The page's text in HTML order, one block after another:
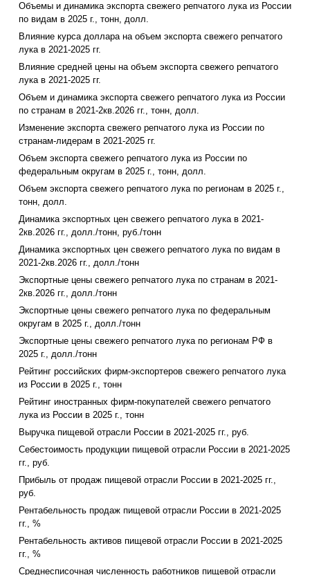
Объемы и динамика экспорта свежего репчатого лука из России
по видам в 2025 г., тонн, долл.
Влияние курса доллара на объем экспорта свежего репчатого
лука в 2021-2025 гг.
Влияние средней цены на объем экспорта свежего репчатого
лука в 2021-2025 гг.
Объем и динамика экспорта свежего репчатого лука из России
по странам в 2021-2кв.2026 гг., тонн, долл.
Изменение экспорта свежего репчатого лука из России по
странам-лидерам в 2021-2025 гг.
Объем экспорта свежего репчатого лука из России по
федеральным округам в 2025 г., тонн, долл.
Объем экспорта свежего репчатого лука по регионам в 2025 г.,
тонн, долл.
Динамика экспортных цен свежего репчатого лука в 2021-
2кв.2026 гг., долл./тонн, руб./тонн
Динамика экспортных цен свежего репчатого лука по видам в
2021-2кв.2026 гг., долл./тонн
Экспортные цены свежего репчатого лука по странам в 2021-
2кв.2026 гг., долл./тонн
Экспортные цены свежего репчатого лука по федеральным
округам в 2025 г., долл./тонн
Экспортные цены свежего репчатого лука по регионам РФ в
2025 г., долл./тонн
Рейтинг российских фирм-экспортеров свежего репчатого лука
из России в 2025 г., тонн
Рейтинг иностранных фирм-покупателей свежего репчатого
лука из России в 2025 г., тонн
Выручка пищевой отрасли России в 2021-2025 гг., руб.
Себестоимость продукции пищевой отрасли России в 2021-2025
гг., руб.
Прибыль от продаж пищевой отрасли России в 2021-2025 гг.,
руб.
Рентабельность продаж пищевой отрасли России в 2021-2025
гг., %
Рентабельность активов пищевой отрасли России в 2021-2025
гг., %
Среднесписочная численность работников пищевой отрасли